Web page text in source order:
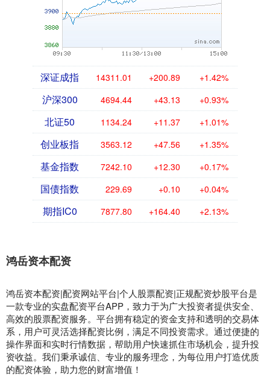
深证成指 14311.01 +200.89 +1.42%
沪深300 4694.44 +43.13 +0.93%
北证50 1134.24 +11.37 +1.01%
创业板指 3563.12 +47.56 +1.35%
基金指数 7242.10 +12.30 +0.17%
国债指数 229.69 +0.10 +0.04%
期指IC0 7877.80 +164.40 +2.13%
鸿岳资本配资
鸿岳资本配资|配资网站平台|个人股票配资|正规配资炒股平台是
一款专业的实盘配资平台APP，致力于为广大投资者提供安全、
高效的股票配资服务。平台拥有稳定的资金支持和透明的交易体
系，用户可灵活选择配资比例，满足不同投资需求。通过便捷的
操作界面和实时行情数据，帮助用户快速抓住市场机会，提升投
资收益。我们秉承诚信、专业的服务理念，为每位用户打造优质
的配资体验，助力您的财富增值！